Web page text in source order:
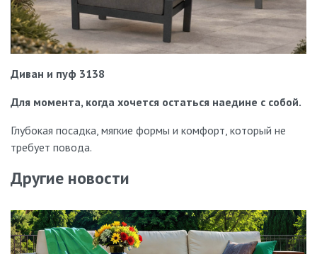
Диван и пуф 3138
Для момента, когда хочется остаться наедине с собой.
Глубокая посадка, мягкие формы и комфорт, который не
требует повода.
Другие новости